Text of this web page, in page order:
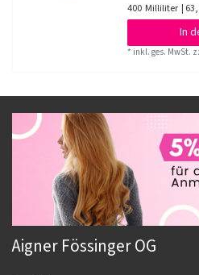
400 Milliliter |
In
* inkl. ges. MwSt.
Aigner Fössinger OG